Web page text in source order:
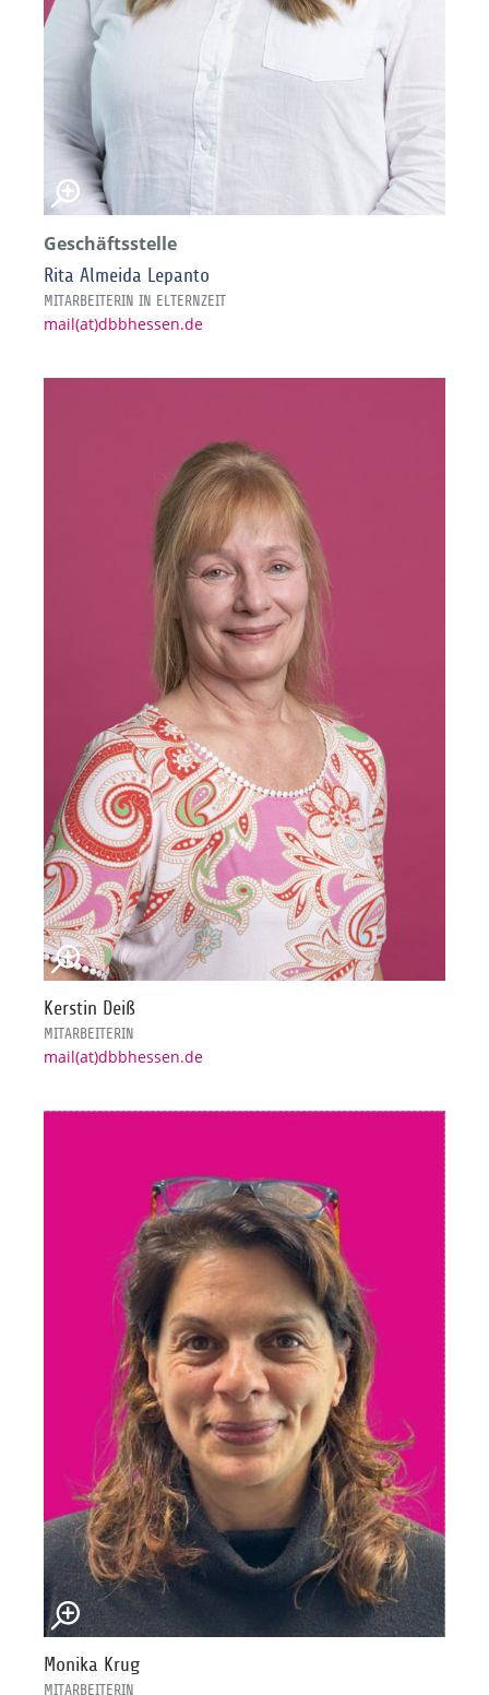
Geschäftsstelle
Rita Almeida Lepanto
MITARBEITERIN IN ELTERNZEIT
mail(at)dbbhessen.de
Kerstin Deiß
MITARBEITERIN
mail(at)dbbhessen.de
Monika Krug
MITARBEITERIN